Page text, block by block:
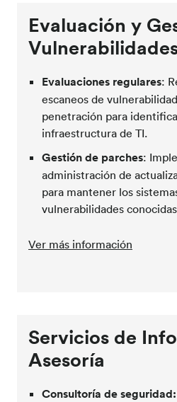
Evaluación y
Evaluaciones regulares:
escaneos de
penetración para
infraestructura de TI.
Gestión de parches:
administración de
para mantener los
vulnerabilidades
Ver más información
Servicios de
Asesoría
Consultoría de seguridad: